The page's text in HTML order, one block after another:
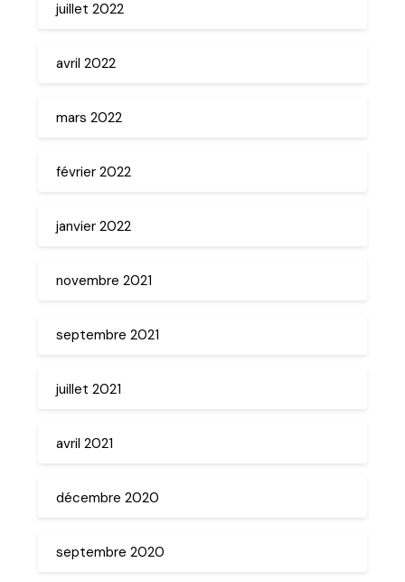
juillet 2022
avril 2022
mars 2022
février 2022
janvier 2022
novembre 2021
septembre 2021
juillet 2021
avril 2021
décembre 2020
septembre 2020